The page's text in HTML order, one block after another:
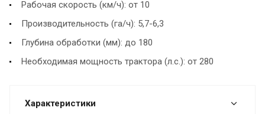
Рабочая скорость (км/ч): от 10
Производительность (га/ч): 5,7-6,3
Глубина обработки (мм): до 180
Необходимая мощность трактора (л.с.): от 280
Характеристики